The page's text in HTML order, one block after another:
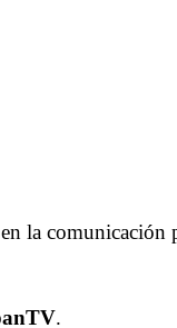
la comunicación
.